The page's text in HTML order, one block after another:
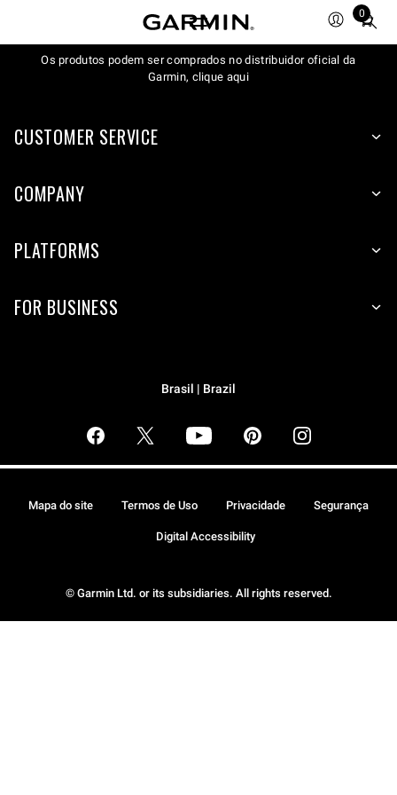
0
Total
items
in
Os produtos podem ser comprados no distribuidor oficial da
Garmin, clique aqui
CUSTOMER SERVICE
COMPANY
PLATFORMS
FOR BUSINESS
Brasil | Brazil
© Garmin Ltd. or its subsidiaries. All rights reserved.
Mapa do site Termos de Uso Privacidade Segurança
Digital Accessibility